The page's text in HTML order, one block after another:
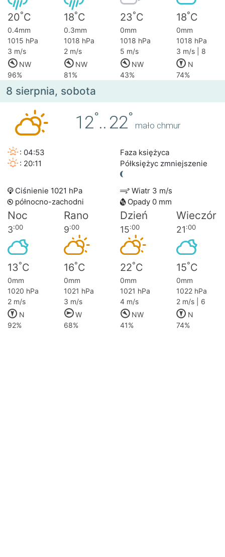
20°C 18°C 23°C 18°C
0.4mm 0.3mm 0mm
0mm
1015 hPa
1018 hPa 1018 hPa
1018 hPa
3 m/s
2 m/s 5 m/s
3 m/s | 8
NW
NW NW
N
96%
81% 43% 74%
8 sierpnia, sobota
12°.. 22°
mało chmur
: 04:53
: 20:11
Faza księżyca
Półksiężyc zmniejszenie
Ciśnienie 1021 hPa
Wiatr 3 m/s
północno-zachodni
Opady 0 mm
Noc Rano Dzień Wieczór
3:00 9:00 15:00 21:00
13°C 16°C 22°C 15°C
0mm 0mm 0mm
0mm
1020 hPa
1021 hPa 1021 hPa
1022 hPa
2 m/s
3 m/s 4 m/s
2 m/s | 6
N
W NW
N
92%
68% 41% 74%